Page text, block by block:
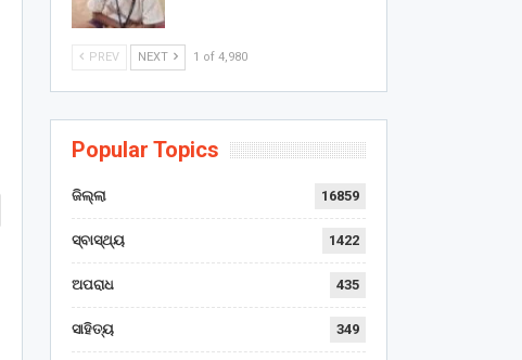
PREV NEXT 1 of 4,980
Popular Topics
ଜିଲ୍ଲା 16859
ସ୍ବାସ୍ଥ୍ୟ 1422
ଅପରାଧ 435
ସାହିତ୍ୟ 349